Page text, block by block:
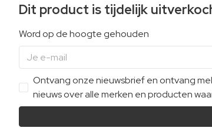
Dit product is tijdelijk
Word op de hoogte gehouden
Ontvang onze nieuwsbrief en ontvang
nieuws over alle merken en producten